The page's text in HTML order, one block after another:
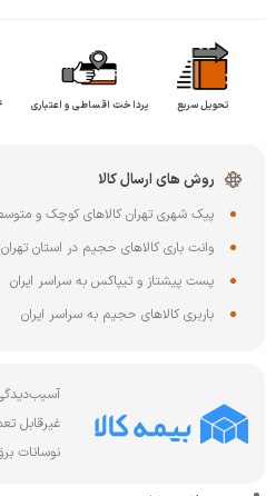
تحویل سریع پرداخت اقساطی و اعتباری
روش های ارسال کالا
پیک شهری تهران کالاهای کوچک و
وانت باری کالاهای حجیم در استان تهران
پست پیشتاز و تیپاکس به سراسر ایران
باربری کالاهای حجیم به سراسر ایران
غیرقابل
نوسانات